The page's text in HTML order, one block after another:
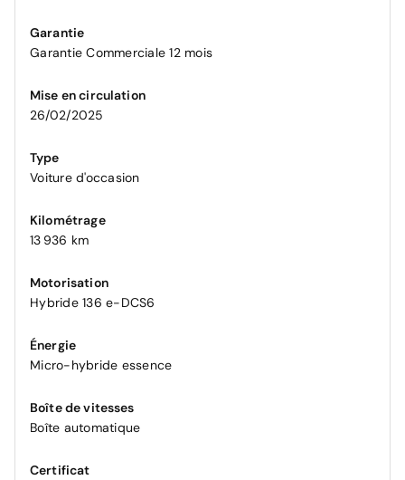
Garantie
Garantie Commerciale 12 mois
Mise en circulation
26/02/2025
Type
Voiture d'occasion
Kilométrage
13 936 km
Motorisation
Hybride 136 e-DCS6
Énergie
Micro-hybride essence
Boîte de vitesses
Boîte automatique
Certificat